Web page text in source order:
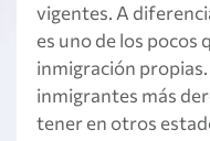
vigentes. A
es uno de los pocos
inmigración
inmigrantes más
tener en otros